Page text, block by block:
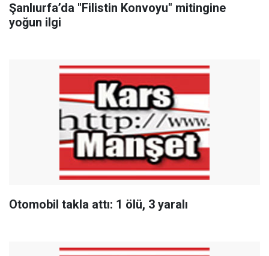
Şanlıurfa’da "Filistin Konvoyu" mitingine
yoğun ilgi
Otomobil takla attı: 1 ölü, 3 yaralı